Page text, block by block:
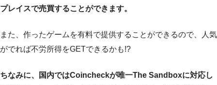
プレイスで売買することができます。
また、作ったゲームを有料で提供することができるので、人気
がでれば不労所得をGETできるかも!?
ちなみに、国内ではCoincheckが唯一The Sandboxに対応し